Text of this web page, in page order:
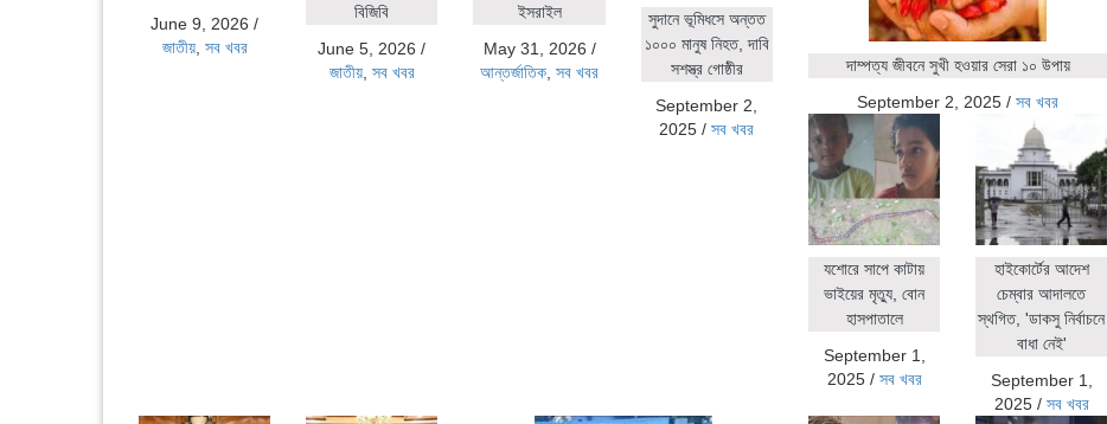
June 9, 2026 /
জাতীয়, সব খবর
বিজিবি
June 5, 2026 /
জাতীয়, সব খবর
ইসরাইল
May 31, 2026 /
আন্তর্জাতিক ,সব খবর
সুদানে ভূমিধসে অন্তত
১০০০ মানুষ নিহত, দাবি
সশস্ত্র গোষ্ঠীর
September 2,
2025 /সব খবর
দাম্পত্য জীবনে সুখী হওয়ার সেরা ১০ উপায়
September 2, 2025 /সব খবর
যশোরে সাপে কাটায়
ভাইয়ের মৃত্যু, বোন
হাসপাতালে
September 1,
2025/ সব খবর
হাইকোর্টের আদেশ
চেম্বার আদালতে
স্থগিত, 'ডাকসু নির্বাচনে
বাধা নেই'
September 1,
2025/ সব খবর